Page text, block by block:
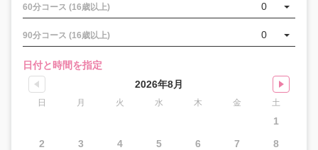
60分コース (16歳以上) 0
90分コース (16歳以上) 0
日付と時間を指定
2026年8月
日 月 火 水 木 金 土
1
2
3 4 5 6 7
8